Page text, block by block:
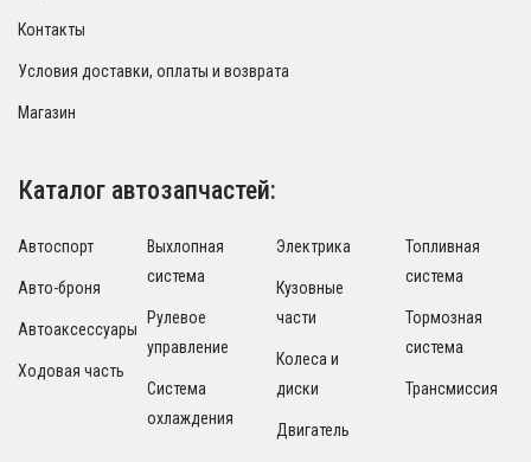
Контакты
Условия доставки, оплаты и возврата
Магазин
Каталог автозапчастей:
Автоспорт
Авто-броня
Автоаксессуары
Ходовая часть
Выхлопная
система
Рулевое
управление
Система
охлаждения
Электрика
Кузовные
части
Колеса и
диски
Двигатель
Топливная
система
Тормозная
система
Трансмиссия